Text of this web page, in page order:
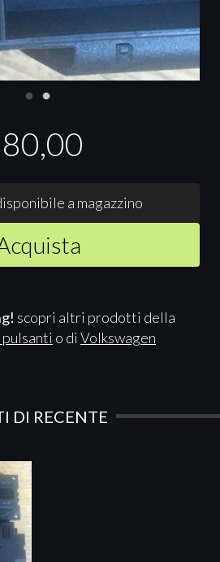
80,00
a magazzino
scopri altri prodotti della
pulsanti o di Volkswagen
DI RECENTE